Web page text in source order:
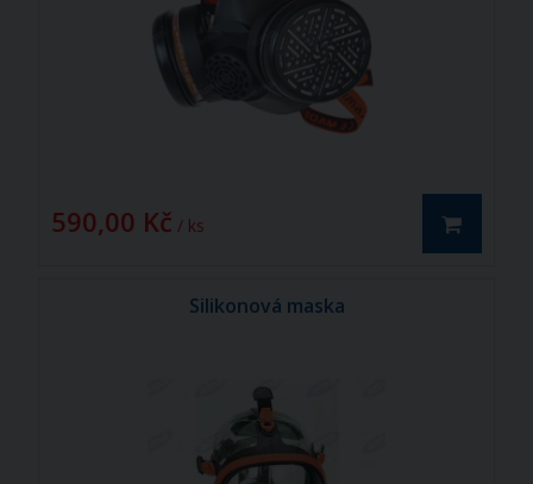
590,00 Kč / ks
Silikonová maska